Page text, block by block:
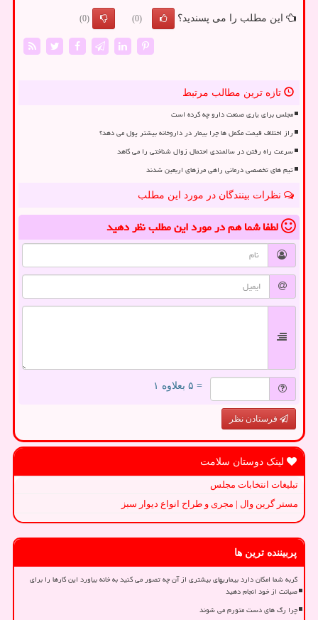
این مطلب را می پسندید؟ (0)
(0)
تازه ترین مطالب مرتبط
مجلس برای یاری صنعت دارو چه کرده است
راز اختلاف قیمت مکمل ها چرا بیمار در داروخانه بیشتر پول می دهد؟
سرعت راه رفتن در سالمندی احتمال زوال شناختی را می کاهد
تیم های تخصصی درمانی راهی مرزهای اربعین شدند
نظرات بینندگان در مورد این مطلب
لطفا شما همدر مورد این مطلبنظر دهید
= ۵ بعلاوه ۱
فرستادن نظر
لینک دوستان سلامت
تبلیغات انتخابات مجلس
مستر گرین وال | مجری و طراح انواع دیوار سبز
پربیننده ترین ها
گربه شما امکان دارد بیماریهای بیشتری از آن چه تصور می کنید به خانه بیاورد این کارها را برای
صیانت از خود انجام دهید
چرا رگ های دست متورم می شوند